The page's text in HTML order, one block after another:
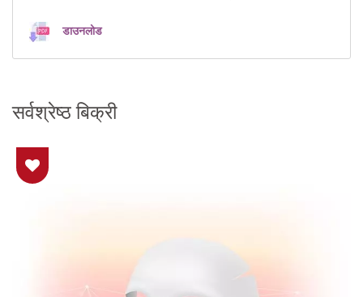
डाउनलोड
सर्वश्रेष्ठ बिक्री